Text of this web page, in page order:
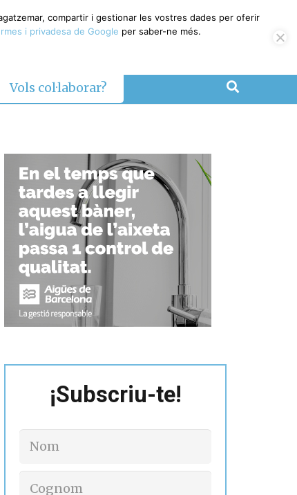
Vols col·laborar?
¡Subscriu-te!
compartir i gestionar les vostres dades per oferir
i privadesa de Googleper saber-ne més.